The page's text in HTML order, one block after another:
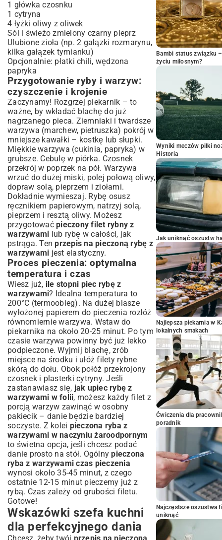
1 główka czosnku
1 cytryna
4 łyżki oliwy z oliwek
Sól i świeżo zmielony czarny pieprz
Ulubione zioła (np. 2 gałązki rozmarynu,
kilka gałązek tymianku)
Opcjonalnie: płatki chili, wędzona
papryka
Przygotowanie ryby i warzyw:
czyszczenie i krojenie
Zaczynamy! Rozgrzej piekarnik – to
ważne, by wkładać blachę do już
nagrzanego pieca. Ziemniaki i twardsze
warzywa (marchew, pietruszka) pokrój w
mniejsze kawałki – kostkę lub słupki.
Miękkie warzywa (cukinia, papryka) w
grubsze. Cebulę w piórka. Czosnek
przekrój w poprzek na pół. Warzywa
wrzuć do dużej miski, polej połową oliwy,
dopraw solą, pieprzem i ziołami.
Dokładnie wymieszaj. Rybę osusz
ręcznikiem papierowym, natrzyj solą,
pieprzem i resztą oliwy. Możesz
przygotować pieczony filet rybny z
warzywami lub rybę w całości, jak
pstrąga. Tenprzepis na pieczoną rybę z
warzywami jest elastyczny.
Proces pieczenia: optymalna
temperatura i czas
Wiesz już, ile stopni piec rybę z
warzywami? Idealna temperatura to
200°C (termoobieg). Na dużej blasze
wyłożonej papierem do pieczenia rozłóż
równomiernie warzywa. Wstaw do
piekarnika na około 20-25 minut. Po tym
czasie warzywa powinny być już lekko
podpieczone. Wyjmij blachę, zrób
miejsce na środku i ułóż filety rybne
skórą do dołu. Obok połóż przekrojony
czosnek i plasterki cytryny. Jeśli
zastanawiasz się, jak upiec rybę z
warzywami w folii, możesz każdy filet z
porcją warzyw zawinąć w osobny
pakiecik – danie będzie bardziej
soczyste. Z kolei pieczona ryba z
warzywami w naczyniu żaroodpornym
to świetna opcja, jeśli chcesz podać
danie prosto na stół. Ogólnypieczona
ryba z warzywami czas pieczenia
wynosi około 35-45 minut, z czego
ostatnie 12-15 minut pieczemy już z
rybą. Czas zależy od grubości filetu.
Gotowe!
Wskazówki szefa kuchni
dla perfekcyjnego dania
Bambi status związku
życiu miłosnym?
Wyniki meczów piłki
Historia
Jak uniknąć oszustw
Najlepsza piekarnia w
lokalnych smakach
Ćwiczenia dla
poradnik
Najczęstsze oszustwa
uniknąć